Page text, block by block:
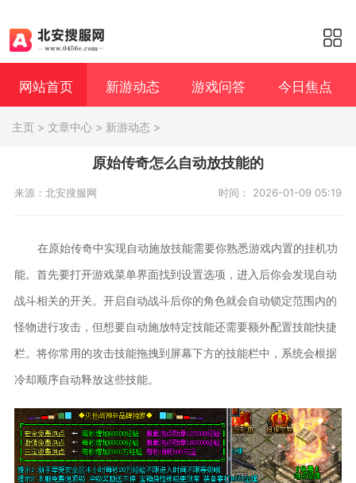
网站首页 新游动态 游戏问答 今日焦点
主页 > 文章中心 > 新游动态 >
原始传奇怎么自动放技能的
来源：北安搜服网 时间： 2026-01-09 05:19
在原始传奇中实现自动施放技能需要你熟悉游戏内置的挂机功
能。首先要打开游戏菜单界面找到设置选项，进入后你会发现自动
战斗相关的开关。开启自动战斗后你的角色就会自动锁定范围内的
怪物进行攻击，但想要自动施放特定技能还需要额外配置技能快捷
栏。将你常用的攻击技能拖拽到屏幕下方的技能栏中，系统会根据
冷却顺序自动释放这些技能。